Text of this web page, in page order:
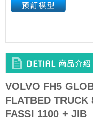
VOLVO FH5
FLATBED TRUCK
FASSI 1100 + JIB